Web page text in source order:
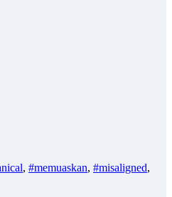
, #memuaskan, #misaligned,